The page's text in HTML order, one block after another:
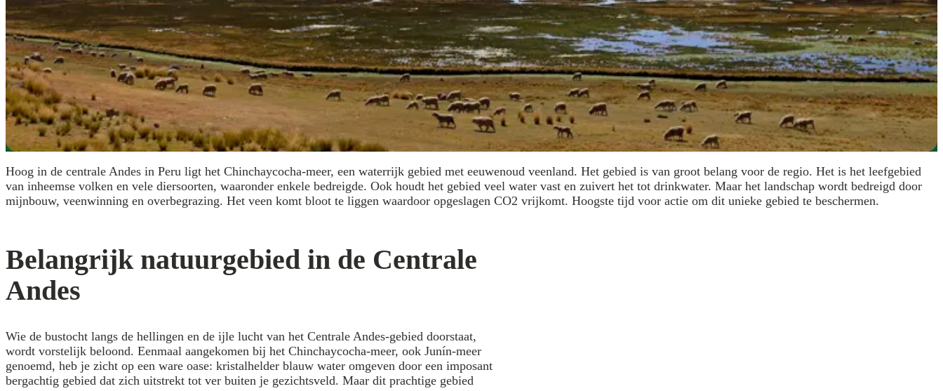
Hoog in de centrale Andes in Peru ligt het Chinchaycocha-meer, een waterrijk gebied met eeuwenoud veenland. Het gebied is van groot belang voor de regio. Het is het leefgebied
van inheemse volken en vele diersoorten, waaronder enkele bedreigde. Ook houdt het gebied veel water vast en zuivert het tot drinkwater. Maar het landschap wordt bedreigd door
mijnbouw, veenwinning en overbegrazing. Het veen komt bloot te liggen waardoor opgeslagen CO2 vrijkomt. Hoogste tijd voor actie om dit unieke gebied te beschermen.
Belangrijk natuurgebied in de Centrale
Andes
Wie de bustocht langs de hellingen en de ijle lucht van het Centrale Andes-gebied doorstaat,
wordt vorstelijk beloond. Eenmaal aangekomen bij het Chinchaycocha-meer, ook Junín-meer
genoemd, heb je zicht op een ware oase: kristalhelder blauw water omgeven door een imposant
bergachtig gebied dat zich uitstrekt tot ver buiten je gezichtsveld. Maar dit prachtige gebied